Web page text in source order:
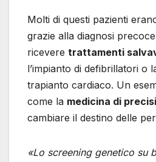
Molti di questi pazienti
grazie alla diagnosi
ricevere trattamenti
l’impianto di defibrillatori o
trapianto cardiaco. Un
come la medicina di
cambiare il destino delle
«Lo screening genetico su